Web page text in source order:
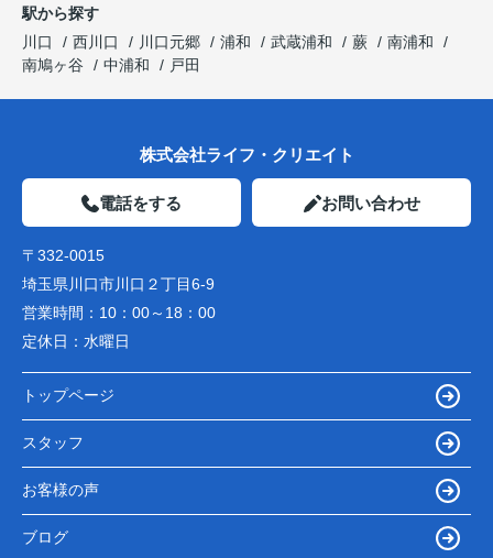
駅から探す
川口
西川口 川口元郷 浦和 武蔵浦和 蕨
南浦和
南鳩ヶ谷
中浦和 戸田
株式会社ライフ・クリエイト
電話をする お問い合わせ
〒332-0015
埼玉県川口市川口２丁目6-9
営業時間： 10：00～18：00
定休日： 水曜日
トップページ
スタッフ
お客様の声
ブログ